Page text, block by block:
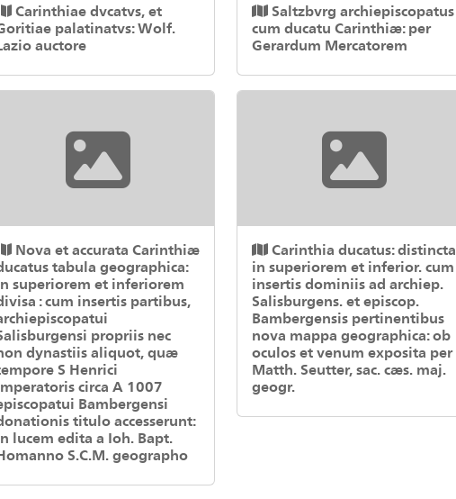
Carinthiae dvcatvs, et
palatinatvs: Wolf.
auctore
Saltzbvrg archiepiscopatus
cum ducatu Carinthiæ: per
Gerardum Mercatorem
Nova et accurata Carinthiæ
tabula geographica:
superiorem et inferiorem
: cum insertis partibus,
propriis nec
dynastiis aliquot, quæ
S Henrici
circa A 1007
Bambergensi
titulo accesserunt:
lucem edita a Ioh. Bapt.
S.C.M. geographo
Carinthia ducatus: distincta
in superiorem et inferior. cum
insertis dominiis ad archiep.
Salisburgens. et episcop.
Bambergensis pertinentibus
nova mappa geographica: ob
oculos et venum exposita per
Matth. Seutter, sac. cæs. maj.
geogr.